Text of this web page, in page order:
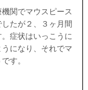
関でマウスピース
たが２、３ヶ月間
症状はいっこうに
になり、それでマ
す。